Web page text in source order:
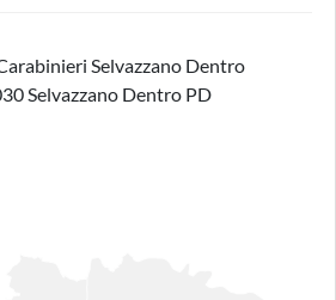
Selvazzano Dentro
Selvazzano Dentro PD